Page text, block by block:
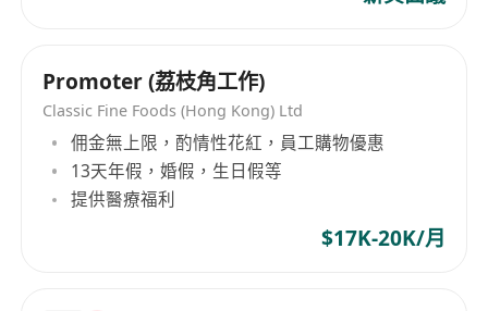
功案例；
•有 100 万级以上企业软件订单成交经验；
•有搭建销售团队、售前团队或渠道体系的经验；
•有创业公司或新业务商业化经验。
你将获得
•参与 AI Coding 进入企业研发流程的早期市场机
Promoter (荔枝角工作)
Classic Fine Foods (Hong Kong) Ltd
佣金無上限，酌情性花紅，員工購物優惠
13天年假，婚假，生日假等
提供醫療福利
$17K-20K/月